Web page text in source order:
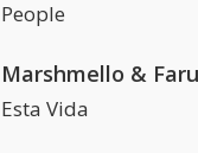
People
Marshmello &
Esta Vida